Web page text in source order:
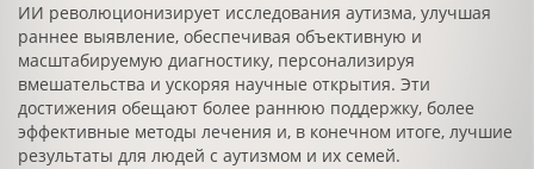
ИИ революционизирует исследования аутизма, улучшая
раннее выявление, обеспечивая объективную и
масштабируемую диагностику, персонализируя
вмешательства и ускоряя научные открытия. Эти
достижения обещают более раннюю поддержку, более
эффективные методы лечения и, в конечном итоге, лучшие
результаты для людей с аутизмом и их семей.